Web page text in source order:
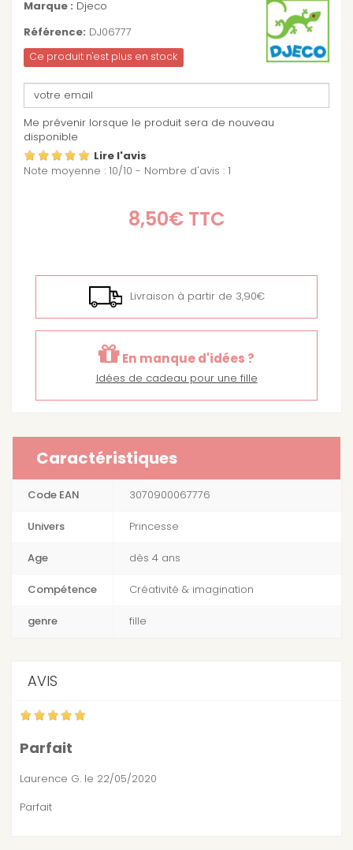
Marque : Djeco
Référence: DJ06777
Ce produit n'est plus en stock
Me prévenir lorsque le produit sera de nouveau
disponible
Lire l'avis
Note moyenne : 10/10 - Nombre d'avis : 1
8,50€TTC
Livraison à partir de 3,90€
En manque d'idées ?
Idées de cadeau pour une fille
Caractéristiques
Code EAN 3070900067776
Univers Princesse
Age dès 4 ans
Compétence Créativité & imagination
genre fille
AVIS
Parfait
Laurence G. le 22/05/2020
Parfait